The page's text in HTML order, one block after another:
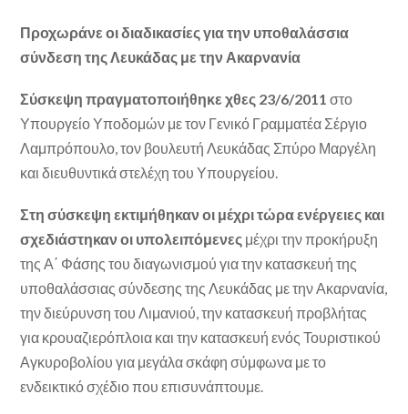
Προχωράνε οι διαδικασίες για την υποθαλάσσια
σύνδεση της Λευκάδας με την Ακαρνανία
Σύσκεψη πραγματοποιήθηκε χθες 23/6/2011 στο
Υπουργείο Υποδομών με τον Γενικό Γραμματέα Σέργιο
Λαμπρόπουλο, τον βουλευτή Λευκάδας Σπύρο Μαργέλη
και διευθυντικά στελέχη του Υπουργείου.
Στη σύσκεψη εκτιμήθηκαν οι μέχρι τώρα ενέργειες και
σχεδιάστηκαν οι υπολειπόμενες μέχρι την προκήρυξη
της Α΄ Φάσης του διαγωνισμού για την κατασκευή της
υποθαλάσσιας σύνδεσης της Λευκάδας με την Ακαρνανία,
την διεύρυνση του Λιμανιού, την κατασκευή προβλήτας
για κρουαζιερόπλοια και την κατασκευή ενός Τουριστικού
Αγκυροβολίου για μεγάλα σκάφη σύμφωνα με το
ενδεικτικό σχέδιο που επισυνάπτουμε.